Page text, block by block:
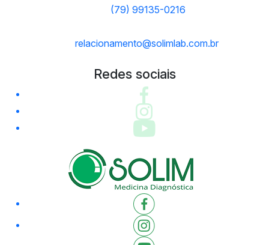
(79) 99135-0216
relacionamento@solimlab.com.br
Redes sociais